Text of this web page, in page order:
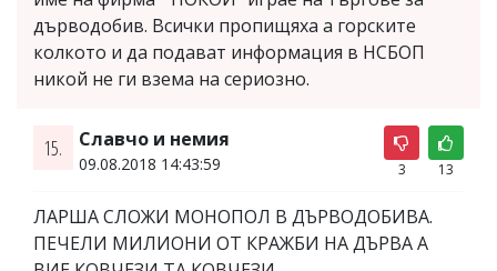
дърводобив. Всички пропищяха а горските
колкото и да подават информация в НСБОП
никой не ги взема на сериозно.
15. Славчо и немия
09.08.2018 14:43:59 3 13
ЛАРША СЛОЖИ МОНОПОЛ В ДЪРВОДОБИВА.
ПЕЧЕЛИ МИЛИОНИ ОТ КРАЖБИ НА ДЪРВА А